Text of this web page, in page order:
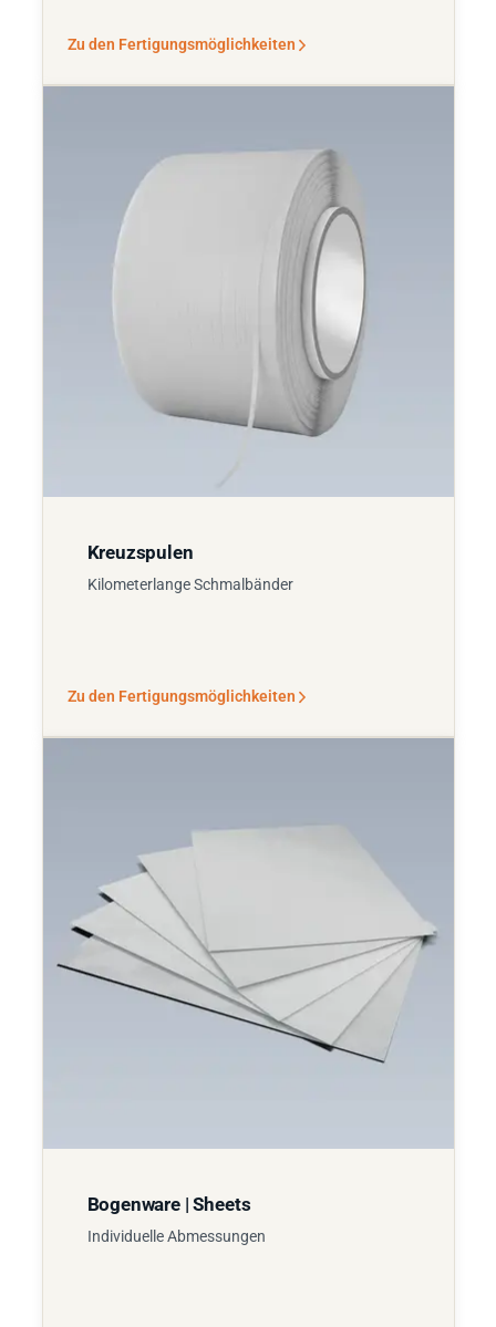
Zu den Fertigungsmöglichkeiten
Kreuzspulen
Kilometerlange Schmalbänder
Zu den Fertigungsmöglichkeiten
Bogenware | Sheets
Individuelle Abmessungen